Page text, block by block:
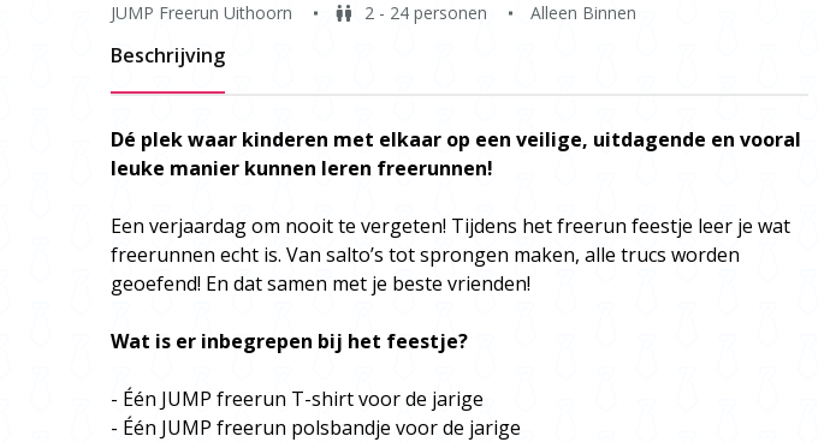
JUMP Freerun Uithoorn 2 - 24 personen Alleen Binnen
Beschrijving
Dé plek waar kinderen met elkaar op een veilige, uitdagende en vooral
leuke manier kunnen leren freerunnen!
Een verjaardag om nooit te vergeten! Tijdens het freerun feestje leer je wat
freerunnen echt is. Van salto’s tot sprongen maken, alle trucs worden
geoefend! En dat samen met je beste vrienden!
Wat is er inbegrepen bij het feestje?
- Één JUMP freerun T-shirt voor de jarige
- Één JUMP freerun polsbandje voor de jarige